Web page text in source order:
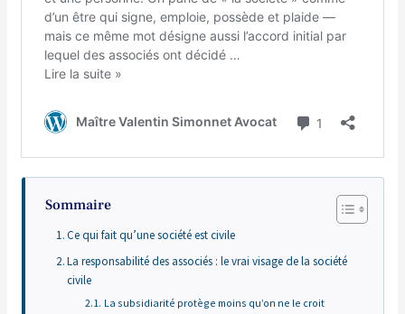
Sommaire
Ce qui fait qu’une société est civile
La responsabilité des associés : le vrai visage de la société
civile
La subsidiarité protège moins qu’on ne le croit